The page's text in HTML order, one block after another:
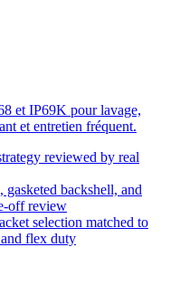
et IP69K pour lavage,
et entretien fréquent.
reviewed by real
backshell, and
off review
selection matched to
flex duty